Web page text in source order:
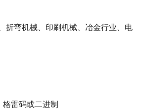
折弯机械、印刷机械、冶金行业、电
雷码或二进制